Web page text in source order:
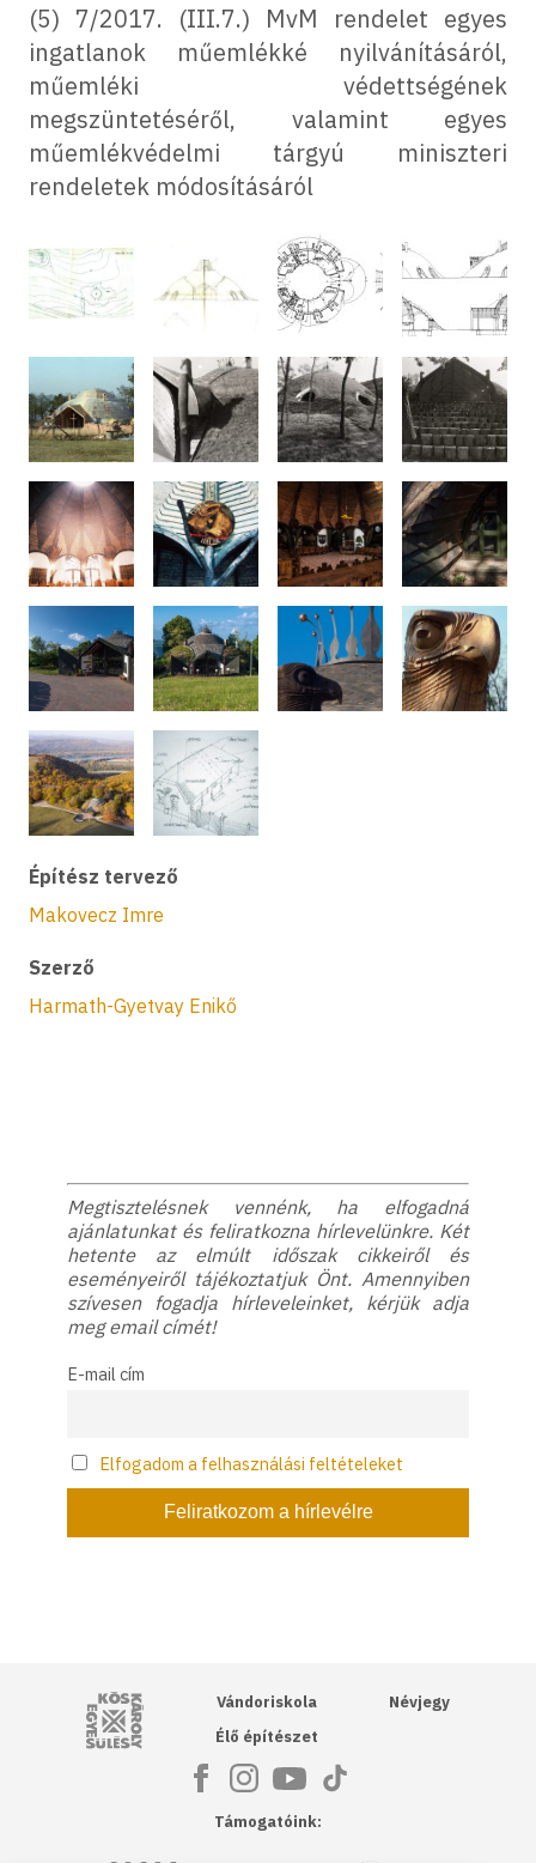
(5) 7/2017. (III.7.) MvM rendelet egyes
ingatlanok műemlékké nyilvánításáról,
műemléki védettségének
megszüntetéséről, valamint egyes
műemlékvédelmi tárgyú miniszteri
rendeletek módosításáról
Építész tervező
Makovecz Imre
Szerző
Harmath-Gyetvay Enikő
Megtisztelésnek vennénk, ha elfogadná
ajánlatunkat és feliratkozna hírlevelünkre. Két
hetente az elmúlt időszak cikkeiről és
eseményeiről tájékoztatjuk Önt. Amennyiben
szívesen fogadja hírleveleinket, kérjük adja
meg email címét!
E-mail cím
Elfogadom a felhasználási feltételeket
Kós Károly Egyesülés
Vándoriskola
Élő építészet
Névjegy
Támogatóink: